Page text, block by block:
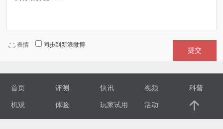
验 表情 同步到新浪微博
提交
首页 评测 快讯 视频 科普
机观 体验 玩家试用 活动